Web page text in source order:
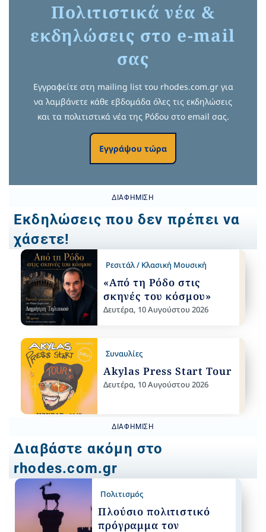
Πολιτιστικά νέα &
εκδηλώσεις στο e-mail
σας
Εγγραφείτε στη mailing list του rhodes.com.gr για
να λαμβάνετε κάθε εβδομάδα όλες τις εκδηλώσεις
και τα πολιτιστικά νέα της Ρόδου στο email σας.
Εγγράψου τώρα
ΔΙΑΦΉΜΙΣΗ
Εκδηλώσεις που δεν πρέπει να
χάσετε!
Ρεσιτάλ / Κλασική Μουσική
«Από τη Ρόδο στις
σκηνές του κόσμου»
Δευτέρα, 10 Αυγούστου 2026
Συναυλίες
Akylas Press Start Tour
Δευτέρα, 10 Αυγούστου 2026
ΔΙΑΦΉΜΙΣΗ
Διαβάστε ακόμη στο
rhodes.com.gr
Πολιτισμός
Πλούσιο πολιτιστικό
πρόγραμμα τον